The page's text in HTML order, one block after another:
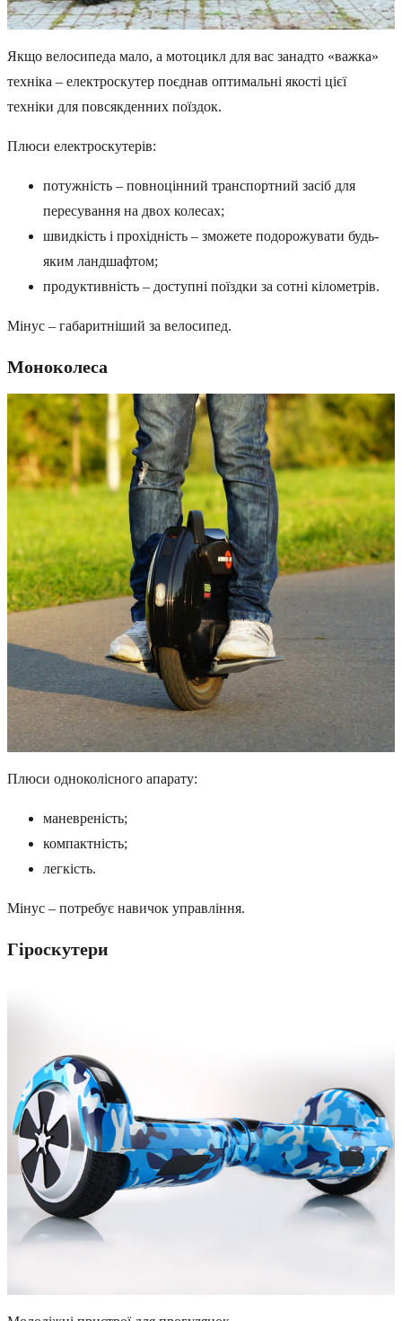
Якщо велосипеда мало, а мотоцикл для вас занадто «важка»
техніка – електроскутер поєднав оптимальні якості цієї
техніки для повсякденних поїздок.
Плюси електроскутерів:
потужність – повноцінний транспортний засіб для
пересування на двох колесах;
швидкість і прохідність – зможете подорожувати будь-
яким ландшафтом;
продуктивність – доступні поїздки за сотні кілометрів.
Мінус – габаритніший за велосипед.
Моноколеса
Плюси одноколісного апарату:
маневреність;
компактність;
легкість.
Мінус – потребує навичок управління.
Гіроскутери